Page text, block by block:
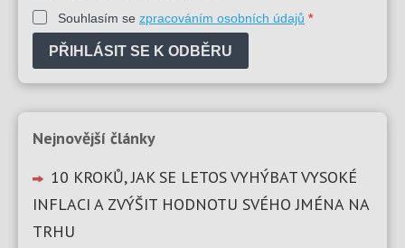
Souhlasím se zpracováním osobních údajů
PŘIHLÁSIT SE K ODBĚRU
Nejnovější články
10 KROKŮ, JAK SE LETOS VYHÝBAT VYSOKÉ
INFLACI A ZVÝŠIT HODNOTU SVÉHO JMÉNA NA
TRHU